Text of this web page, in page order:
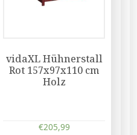
vidaXL Hühnerstall
Rot 157x97x110 cm
Holz
€205,99